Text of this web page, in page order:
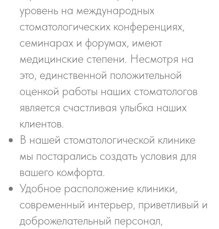
уровень на международных
стоматологических конференциях,
семинарах и форумах, имеют
медицинские степени. Несмотря на
это, единственной положительной
оценкой работы наших стоматологов
является счастливая улыбка наших
клиентов.
В нашей стоматологической клинике
мы постарались создать условия для
вашего комфорта.
Удобное расположение клиники,
современный интерьер, приветливый и
доброжелательный персонал,